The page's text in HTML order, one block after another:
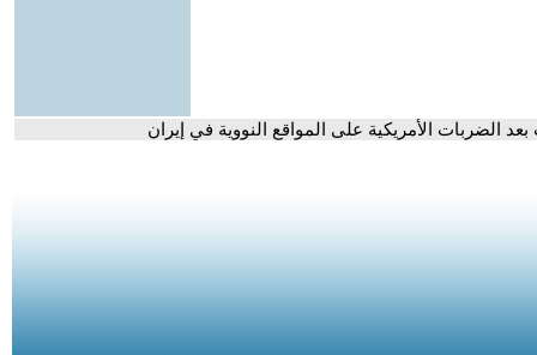
الضربات الأمريكية على المواقع النووية في إيران